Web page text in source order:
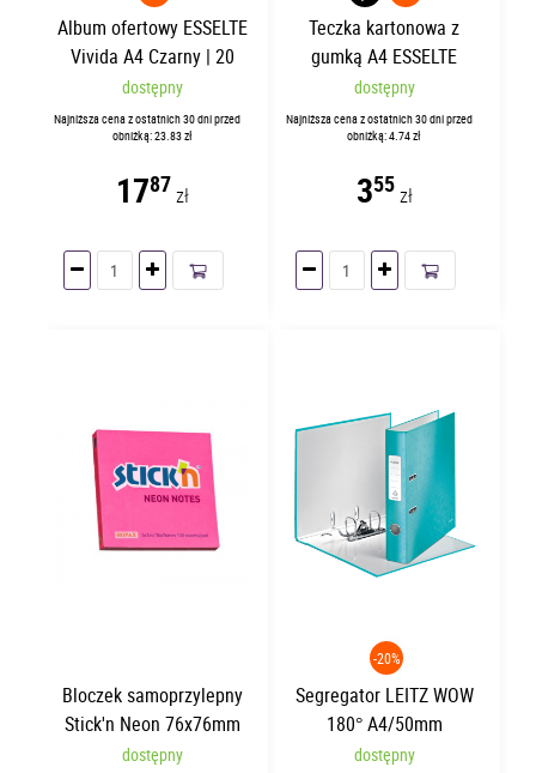
Album ofertowy ESSELTE
Vivida A4 Czarny | 20
koszulek
dostępny
Najniższa cena z ostatnich 30 dni przed
obniżką: 23.83 zł
1787 zł
Teczka kartonowa z
gumką A4 ESSELTE
Granatowa
dostępny
Najniższa cena z ostatnich 30 dni przed
obniżką: 4.74 zł
355zł
Bloczek samoprzylepny
Stick'n Neon 76x76mm
Ciemnoróżowy 21165
dostępny
-20%
Segregator LEITZ WOW
180° A4/50mm
Turkusowy 10060051
dostępny